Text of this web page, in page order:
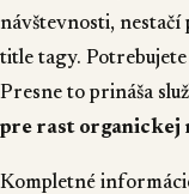
návštevnosti, nestačí
title tagy.
Presne to prináša
pre rast organickej
Kompletné